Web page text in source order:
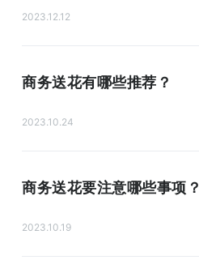
2023.12.12
商务送花有哪些推荐？
2023.10.24
商务送花要注意哪些事项？
2023.10.19